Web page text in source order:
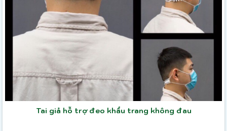
Tai giả hỗ trợ đeo khẩu trang không đau